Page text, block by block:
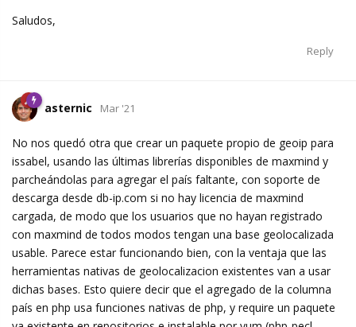
Saludos,
Reply
asternic Mar '21
No nos quedó otra que crear un paquete propio de geoip para
issabel, usando las últimas librerías disponibles de maxmind y
parcheándolas para agregar el país faltante, con soporte de
descarga desde db-ip.com si no hay licencia de maxmind
cargada, de modo que los usuarios que no hayan registrado
con maxmind de todos modos tengan una base geolocalizada
usable. Parece estar funcionando bien, con la ventaja que las
herramientas nativas de geolocalizacion existentes van a usar
dichas bases. Esto quiere decir que el agregado de la columna
país en php usa funciones nativas de php, y require un paquete